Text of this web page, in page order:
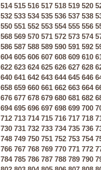
514 515 516 517 518 519 520
532 533 534 535 536 537 538
550 551 552 553 554 555 556
568 569 570 571 572 573 574
586 587 588 589 590 591 592
604 605 606 607 608 609 610
622 623 624 625 626 627 628
640 641 642 643 644 645 646
658 659 660 661 662 663 664
676 677 678 679 680 681 682
694 695 696 697 698 699 700
712 713 714 715 716 717 718
730 731 732 733 734 735 736
748 749 750 751 752 753 754
766 767 768 769 770 771 772
784 785 786 787 788 789 790